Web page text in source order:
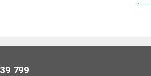
equation, and then applied our
to deliver unparalleled sonic
h-15 combines a precision-engineered,
799